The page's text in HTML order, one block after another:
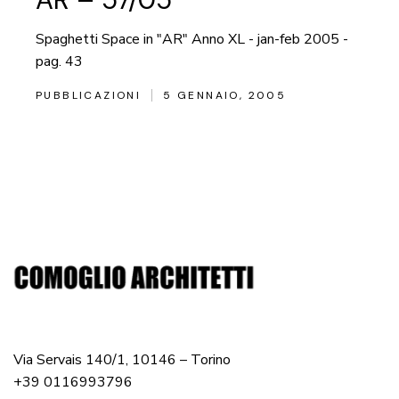
Spaghetti Space in "AR" Anno XL - jan-feb 2005 -
pag. 43
PUBBLICAZIONI 5 GENNAIO, 2005
Via Servais 140/1, 10146 – Torino
+39 0116993796